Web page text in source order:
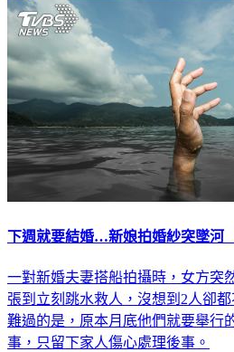
下週就要結婚…新娘拍婚紗突墜河
一對新婚夫妻搭船拍攝時，女方突
張到立刻跳水救人，沒想到2人卻
難過的是，原本月底他們就要舉行
事，只留下家人傷心處理後事。